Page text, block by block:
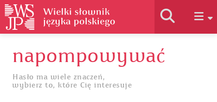
Historia słownika
Jak korzystać
napompowywać
Hasło ma wiele znaczeń,
wybierz to, które Cię interesuje